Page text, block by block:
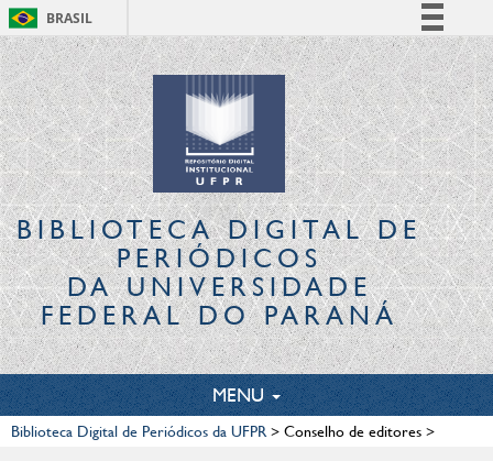
BRASIL
Simplifique!
Comunica BR
Participe
Acesso à informação
Legislação
Canais
BIBLIOTECA DIGITALDE
PERIÓDICOS
DA UNIVERSIDADE
FEDERAL DO PARANÁ
TOGGLE
NAVIGATION
MENU
Biblioteca Digital de Periódicos da UFPR>Conselho de editores>